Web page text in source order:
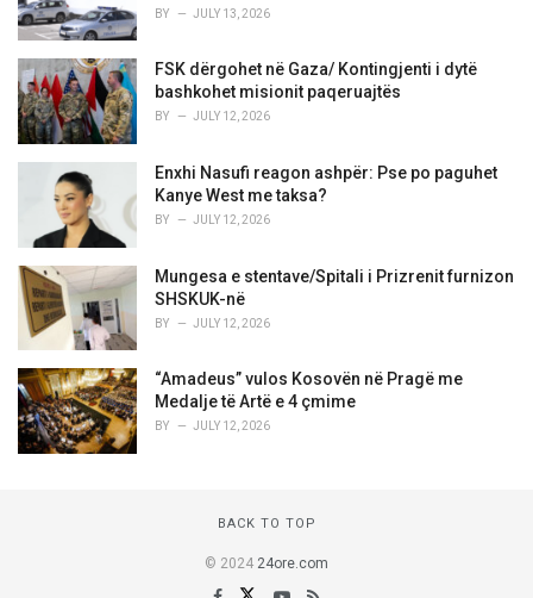
BY JULY 13, 2026
FSK dërgohet në Gaza/ Kontingjenti i dytë
bashkohet misionit paqeruajtës
BY JULY 12, 2026
Enxhi Nasufi reagon ashpër: Pse po paguhet
Kanye West me taksa?
BY JULY 12, 2026
Mungesa e stentave/Spitali i Prizrenit furnizon
SHSKUK-në
BY JULY 12, 2026
“Amadeus” vulos Kosovën në Pragë me
Medalje të Artë e 4 çmime
BY JULY 12, 2026
BACK TO TOP
© 2024 24ore.com